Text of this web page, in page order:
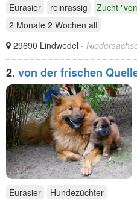
Eurasier reinrassig
Zucht
2 Monate 2 Wochen alt
29690 Lindwedel -
2. von der frischen
Eurasier
Hundezüchter